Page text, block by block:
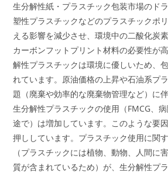
生分解性紙・プラスチック包装市場のド
塑性プラスチックなどのプラスチックポ
える影響を減少させ、環境中の二酸化炭
カーボンフットプリント材料の必要性が
解性プラスチックは環境に優しいため、
れています。原油価格の上昇や石油系プ
題（廃棄や効率的な廃棄物管理など）に
生分解性プラスチックの使用（FMCG、
途で）は増加しています。このような要
押ししています。プラスチック使用に関
（プラスチックには植物、動物、人間に
質が含まれているため）が、生分解性プ